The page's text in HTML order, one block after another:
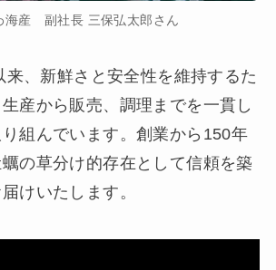
海産 副社長 三保弘太郎さん
来、新鮮さと安全性を維持するた
産から販売、調理までを一貫し
組んでいます。創業から150年
の草分け的存在として信頼を築
けいたします。